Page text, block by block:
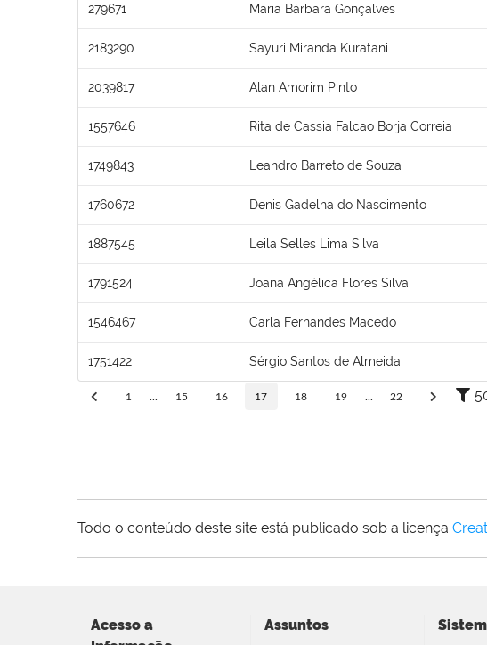
279671 Maria Bárbara Gonçalves
2183290 Sayuri Miranda Kuratani
2039817 Alan Amorim Pinto
1557646 Rita de Cassia Falcao Borja Correia
1749843 Leandro Barreto de Souza
1760672 Denis Gadelha do Nascimento
1887545 Leila Selles Lima Silva
1791524 Joana Angélica Flores Silva
1546467 Carla Fernandes Macedo
1751422 Sérgio Santos de Almeida
1 15 16 17 18 19 22
Todo o conteúdo deste site está publicado sob a licença
Acesso a
Assuntos